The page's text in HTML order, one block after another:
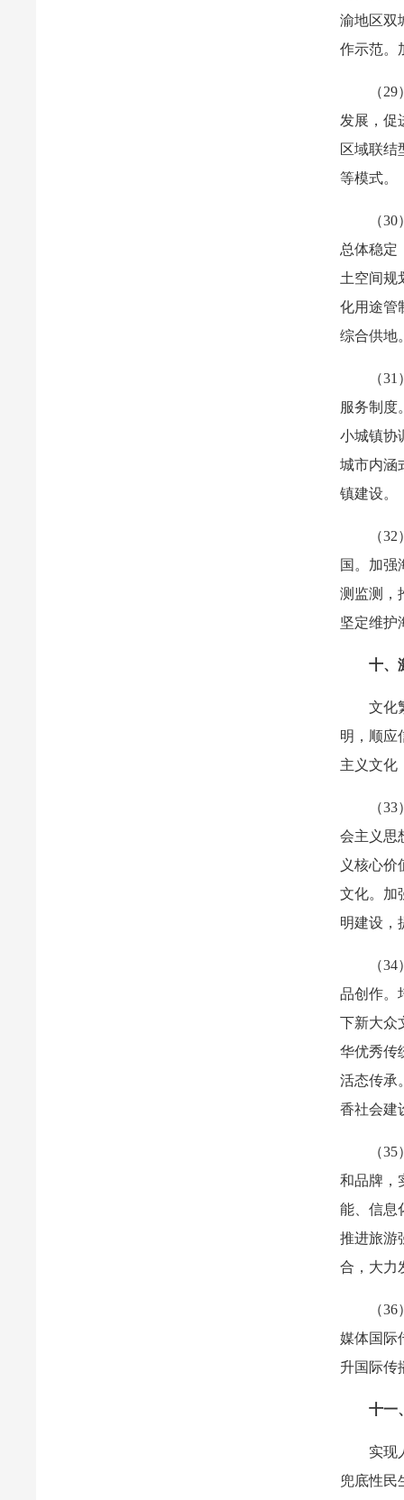
渝地区双
作示范。
（
发展，促
区域联结
等模式。
（
总体稳定
土空间规
化用途管
综合供地
（
服务制度
小城镇协
城市内涵
镇建设。
（
国。加强
测监测，
坚定维护
十、
文化
明，顺应
主义文化
（
会主义思
义核心价
文化。加
明建设，
（
品创作。
下新大众
华优秀传
活态传承
香社会建
（
和品牌，
能、信息
推进旅游
合，大力
（
媒体国际
升国际传
十一
实现
兜底性民